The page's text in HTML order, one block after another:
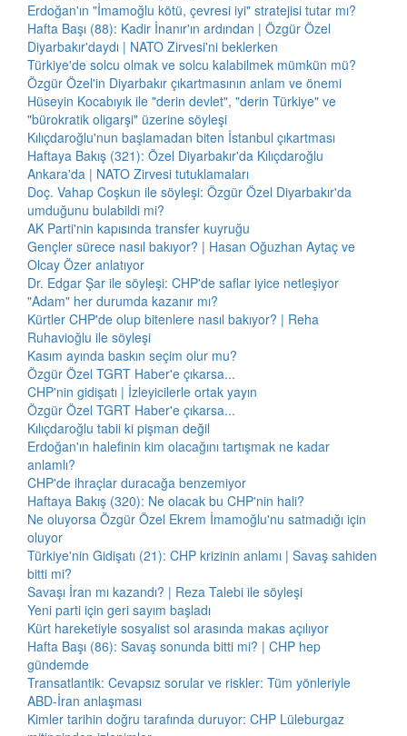
Erdoğan'ın "İmamoğlu kötü, çevresi iyi" stratejisi tutar mı?
Hafta Başı (88): Kadir İnanır'ın ardından | Özgür Özel
Diyarbakır'daydı | NATO Zirvesi'ni beklerken
Türkiye'de solcu olmak ve solcu kalabilmek mümkün mü?
Özgür Özel'in Diyarbakır çıkartmasının anlam ve önemi
Hüseyin Kocabıyık ile "derin devlet", "derin Türkiye" ve
"bürokratik oligarşi" üzerine söyleşi
Kılıçdaroğlu'nun başlamadan biten İstanbul çıkartması
Haftaya Bakış (321): Özel Diyarbakır'da Kılıçdaroğlu
Ankara'da | NATO Zirvesi tutuklamaları
Doç. Vahap Coşkun ile söyleşi: Özgür Özel Diyarbakır'da
umduğunu bulabildi mi?
AK Parti'nin kapısında transfer kuyruğu
Gençler sürece nasıl bakıyor? | Hasan Oğuzhan Aytaç ve
Olcay Özer anlatıyor
Dr. Edgar Şar ile söyleşi: CHP'de saflar iyice netleşiyor
"Adam" her durumda kazanır mı?
Kürtler CHP'de olup bitenlere nasıl bakıyor? | Reha
Ruhavioğlu ile söyleşi
Kasım ayında baskın seçim olur mu?
Özgür Özel TGRT Haber'e çıkarsa...
CHP'nin gidişatı | İzleyicilerle ortak yayın
Özgür Özel TGRT Haber'e çıkarsa...
Kılıçdaroğlu tabii ki pişman değil
Erdoğan'ın halefinin kim olacağını tartışmak ne kadar
anlamlı?
CHP'de ihraçlar duracağa benzemiyor
Haftaya Bakış (320): Ne olacak bu CHP'nin hali?
Ne oluyorsa Özgür Özel Ekrem İmamoğlu'nu satmadığı için
oluyor
Türkiye'nin Gidişatı (21): CHP krizinin anlamı | Savaş sahiden
bitti mi?
Savaşı İran mı kazandı? | Reza Talebi ile söyleşi
Yeni parti için geri sayım başladı
Kürt hareketiyle sosyalist sol arasında makas açılıyor
Hafta Başı (86): Savaş sonunda bitti mi? | CHP hep
gündemde
Transatlantik: Cevapsız sorular ve riskler: Tüm yönleriyle
ABD-İran anlaşması
Kimler tarihin doğru tarafında duruyor: CHP Lüleburgaz